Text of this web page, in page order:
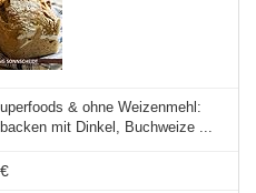
& ohne Weizenmehl:
mit Dinkel, Buchweize ...